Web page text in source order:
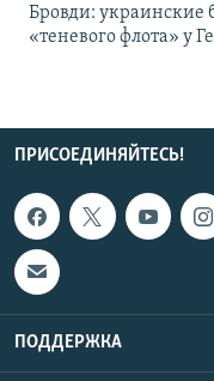
Бровди: украинские
«теневого флота» у
ПРИСОЕДИНЯЙТЕСЬ!
ПОДДЕРЖКА